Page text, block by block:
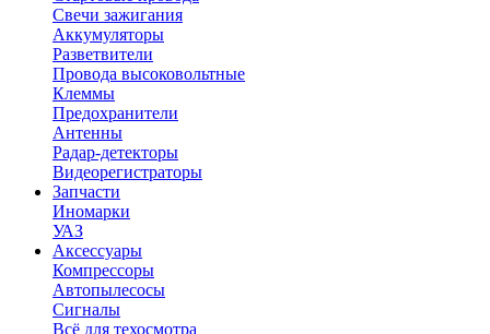
Свечи зажигания
Аккумуляторы
Разветвители
Провода высоковольтные
Клеммы
Предохранители
Антенны
Радар-детекторы
Видеорегистраторы
Запчасти
Иномарки
УАЗ
Аксесcуары
Компрессоры
Автопылесосы
Сигналы
Всё для техосмотра